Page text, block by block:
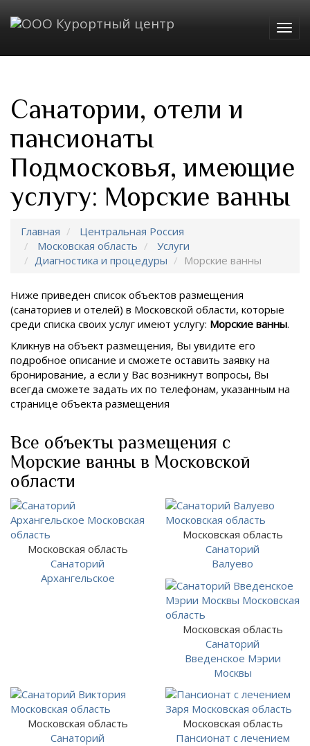
Санатории, отели и
пансионаты
Подмосковья, имеющие
услугу: Морские ванны
Главная
Центральная Россия
Московская область
Услуги
Диагностика и процедуры
Морские ванны
Ниже приведен список объектов размещения
(санаториев и отелей) в Московской области, которые
среди списка своих услуг имеют услугу: Морские ванны.
Кликнув на объект размещения, Вы увидите его
подробное описание и сможете оставить заявку на
бронирование, а если у Вас возникнут вопросы, Вы
всегда сможете задать их по телефонам, указанным на
странице объекта размещения
Все объекты размещения с
Морские ванны в Московской
области
Московская область
Санаторий
Архангельское
Московская область
Санаторий
Валуево
Московская область
Санаторий
Введенское Мэрии
Москвы
Московская область
Санаторий
Московская область
Пансионат с лечением